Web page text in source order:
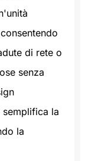
di rete o
senza
semplifica la
la